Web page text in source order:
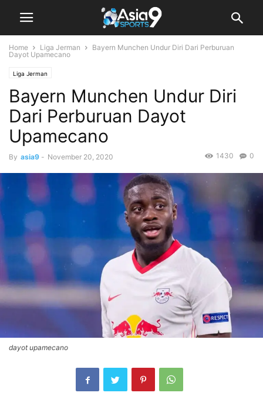
Home Liga Jerman
Bayern Munchen Undur Diri Dari Perburuan
Dayot Upamecano
Liga Jerman
Bayern Munchen Undur Diri
Dari Perburuan Dayot
Upamecano
By asia9 - November 20, 2020 0
1430
dayot upamecano